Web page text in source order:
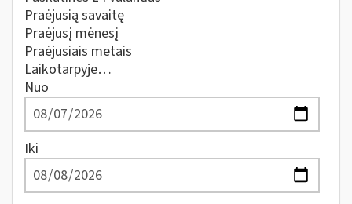
Praėjusią savaitę
Praėjusį mėnesį
Praėjusiais metais
Laikotarpyje…
Nuo
Iki